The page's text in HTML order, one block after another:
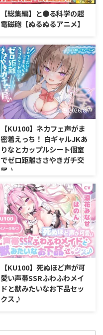
【総集編】と●る科学の超
電磁砲【ぬるぬるアニメ】
2026/8/7
【KU100】ネカフェ声がま
密着えっち！ 白ギャルJKあ
りなとカップルシート個室
でゼロ距離ささやきガチ交
尾♪
2026/8/7
【KU100】死ぬほど声が可
愛い声帯SSRふわふわメイ
ドと獣みたいなお下品セッ
クス♪